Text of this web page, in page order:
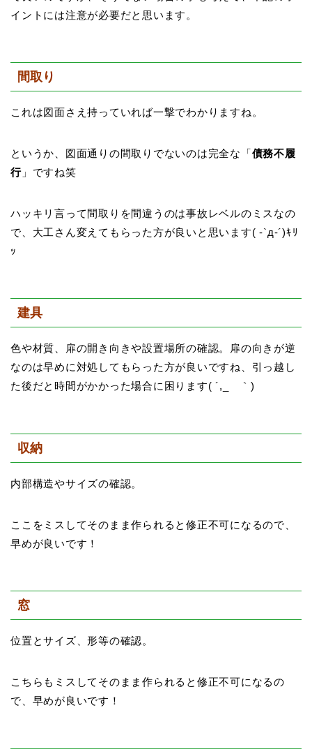
イントには注意が必要だと思います。
間取り
これは図面さえ持っていれば一撃でわかりますね。
というか、図面通りの間取りでないのは完全な「債務不履
行」ですね笑
ハッキリ言って間取りを間違うのは事故レベルのミスなの
で、大工さん変えてもらった方が良いと思います( -`д-´)ｷﾘ
ｯ
建具
色や材質、扉の開き向きや設置場所の確認。扉の向きが逆
なのは早めに対処してもらった方が良いですね、引っ越し
た後だと時間がかかった場合に困ります( ´,_ゝ｀)
収納
内部構造やサイズの確認。
ここをミスしてそのまま作られると修正不可になるので、
早めが良いです！
窓
位置とサイズ、形等の確認。
こちらもミスしてそのまま作られると修正不可になるの
で、早めが良いです！